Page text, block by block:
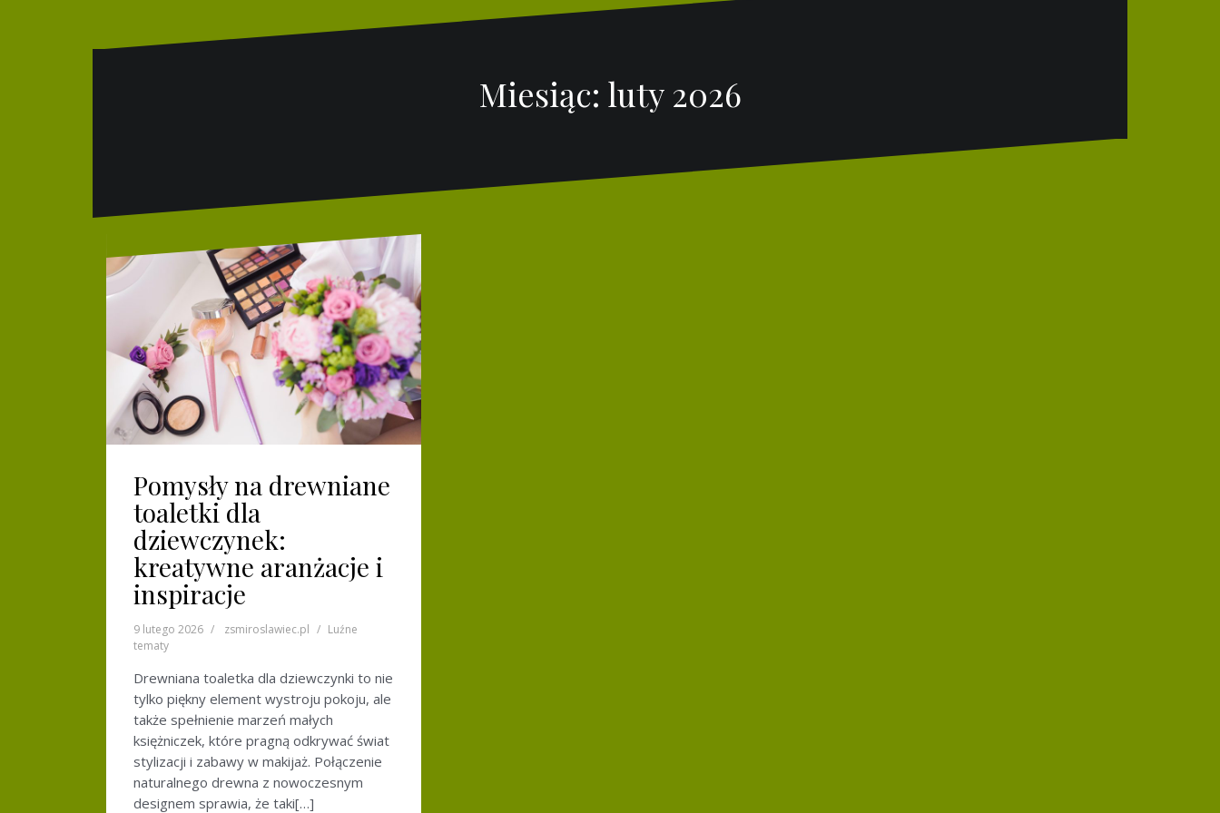
Miesiąc: luty 2026
Pomysły na drewniane
toaletki dla
dziewczynek:
kreatywne aranżacje i
inspiracje
9 lutego 2026 zsmiroslawiec.pl
Luźne
tematy
Drewniana toaletka dla dziewczynki to nie
tylko piękny element wystroju pokoju, ale
także spełnienie marzeń małych
księżniczek, które pragną odkrywać świat
stylizacji i zabawy w makijaż. Połączenie
naturalnego drewna z nowoczesnym
designem sprawia, że taki[…]